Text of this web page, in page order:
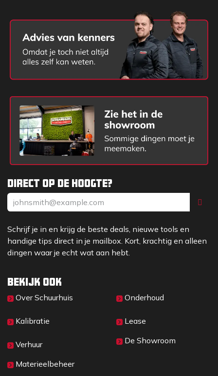
Direct op de hoogte?
Schrijf je in en krijg de beste deals, nieuwe tools en
handige tips direct in je mailbox. Kort, krachtig en alleen
dingen waar je echt wat aan hebt.
Bekijk ook
Over Sc​huurhuis
Kalibratie
Verhuur
Materieelbeheer
Onderhoud
Lease
De Showroom